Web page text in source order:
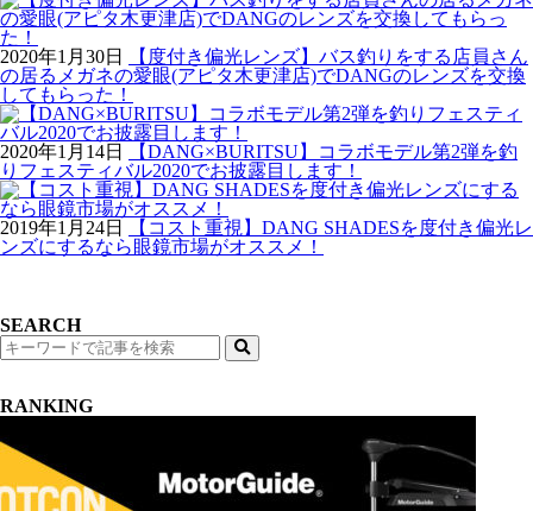
2020年1月30日
【度付き偏光レンズ】バス釣りをする店員さん
の居るメガネの愛眼(アピタ木更津店)でDANGのレンズを交換
してもらった！
2020年1月14日
【DANG×BURITSU】コラボモデル第2弾を釣
りフェスティバル2020でお披露目します！
2019年1月24日
【コスト重視】DANG SHADESを度付き偏光レ
ンズにするなら眼鏡市場がオススメ！
SEARCH
検
索
RANKING